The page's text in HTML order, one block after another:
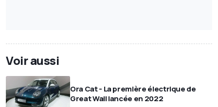
Voir aussi
Ora Cat - La première électrique de
Great Wall lancée en 2022